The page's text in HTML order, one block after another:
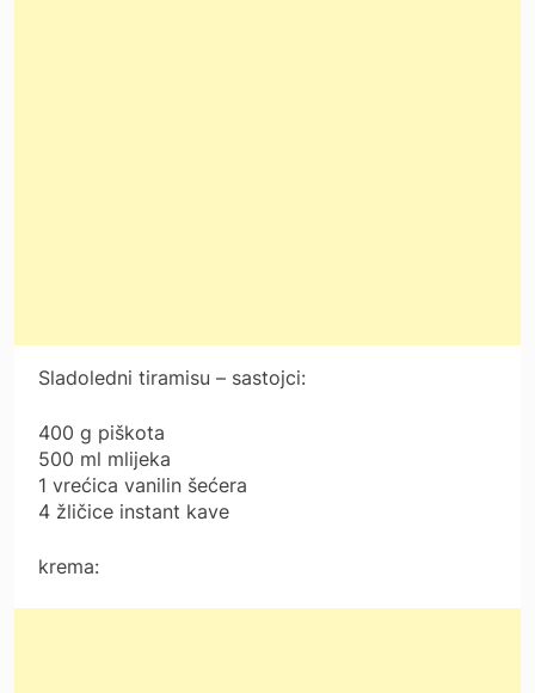
Sladoledni tiramisu – sastojci:
400 g piškota
500 ml mlijeka
1 vrećica vanilin šećera
4 žličice instant kave
krema: